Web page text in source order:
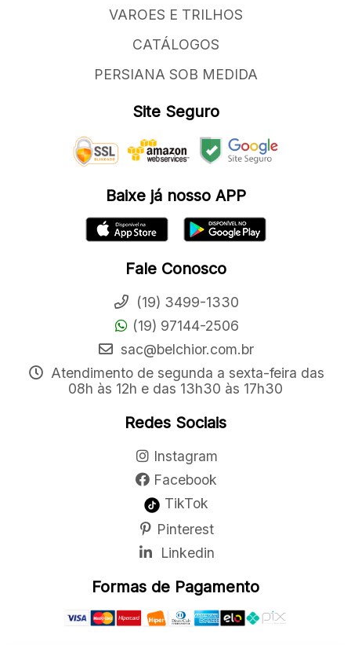
VAROES E TRILHOS
CATÁLOGOS
PERSIANA SOB MEDIDA
Site Seguro
Baixe já nosso APP
Fale Conosco
(19) 3499-1330
(19) 97144-2506
sac@belchior.com.br
Atendimento de segunda a sexta-feira das
08h às 12h e das 13h30 às 17h30
Redes Sociais
Instagram
Facebook
TikTok
Pinterest
Linkedin
Formas de Pagamento